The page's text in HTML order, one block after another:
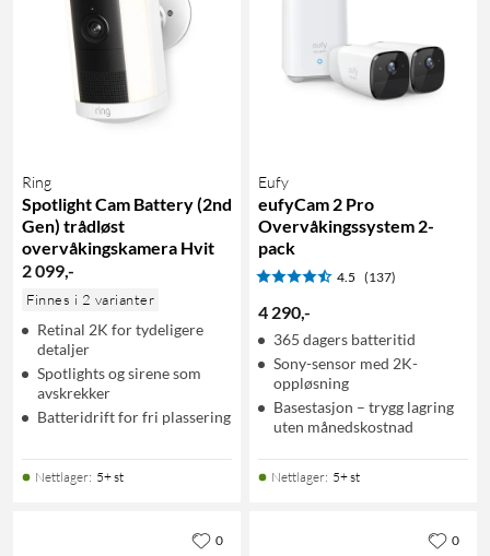
Ring
Spotlight Cam Battery (2nd
Gen) trådløst
overvåkingskamera Hvit
2 099,-
Finnes i 2 varianter
Retinal 2K for tydeligere
detaljer
Spotlights og sirene som
avskrekker
Batteridrift for fri plassering
Nettlager: 5+ st
Eufy
eufyCam 2 Pro
Overvåkingssystem 2-
pack
4.5 (137)
4 290,-
365 dagers batteritid
Sony-sensor med 2K-
oppløsning
Basestasjon – trygg lagring
uten månedskostnad
Nettlager: 5+ st
0 0